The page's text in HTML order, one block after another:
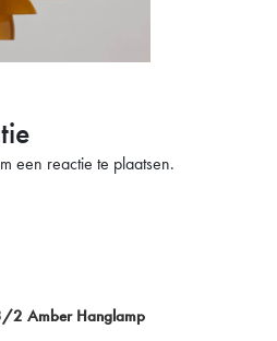
een reactie te plaatsen.
2 Amber Hanglamp